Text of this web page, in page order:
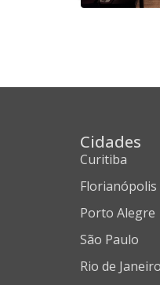
Cidades
Curitiba
Florianópolis
Porto Alegre
São Paulo
Rio de Janeiro